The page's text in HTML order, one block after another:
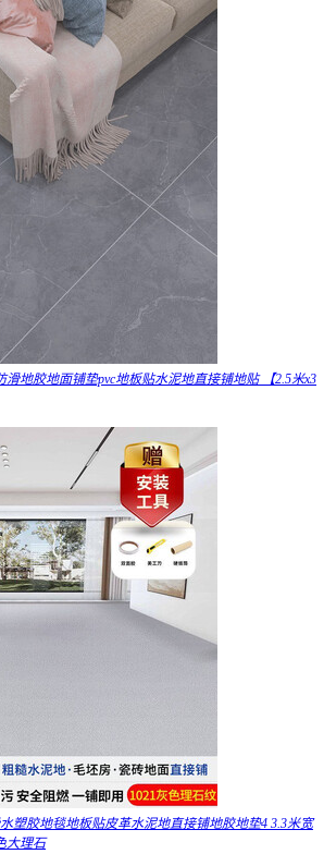
地胶地面铺垫pvc地板贴水泥地直接铺地贴 【2.5米x3
塑胶地毯地板贴皮革水泥地直接铺地胶地垫4 3.3米宽
大理石